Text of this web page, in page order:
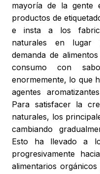
mayoría de la gente
productos de
e insta a los
naturales en lugar
demanda de
consumo con
enormemente, lo que
agentes
Para satisfacer la
naturales, los
cambiando
Esto ha llevado a
progresivamente
alimentarios